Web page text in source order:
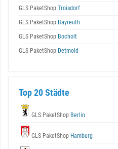
GLS PaketShop Troisdorf
GLS PaketShop Bayreuth
GLS PaketShop Bocholt
GLS PaketShop Detmold
Top 20 Städte
GLS PaketShop Berlin
GLS PaketShop Hamburg